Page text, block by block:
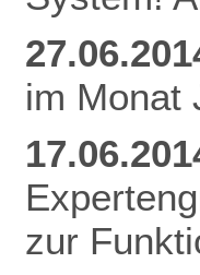
im Monat
zur